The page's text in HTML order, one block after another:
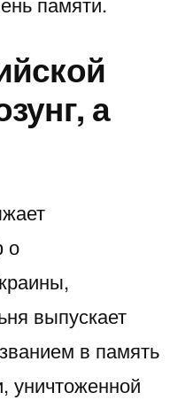
а
о
выпускает
в память
уничтоженной